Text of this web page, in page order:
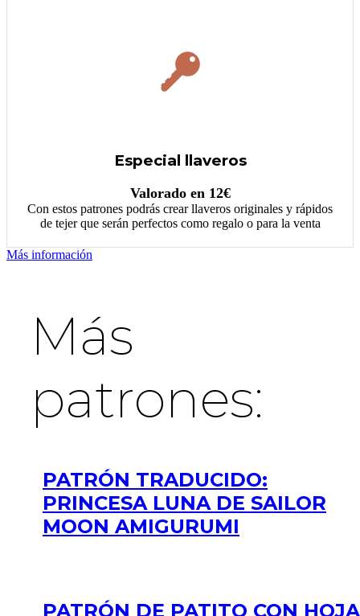
Especial llaveros
Valorado en 12€
Con estos patrones podrás crear llaveros originales y rápidos
de tejer que serán perfectos como regalo o para la venta
Más información
Más
patrones:
PATRÓN TRADUCIDO:
PRINCESA LUNA DE SAILOR
MOON AMIGURUMI
PATRÓN DE PATITO CON HOJA